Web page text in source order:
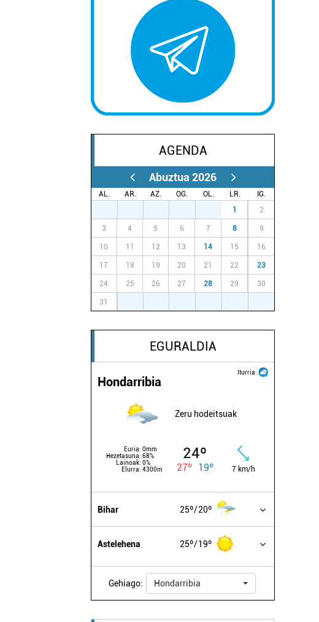
AGENDA
Abuztua 2026
AL. AR. AZ. OG. OL. LR.
IG.
1 2
3 4 5 6 7 8 9
10 11 12 13 14 15 16
17 18 19 20 21 22 23
24 25 26 27 28 29 30
31
EGURALDIA
Iturria:
Hondarribia
Zeru hodeitsuak
Euria: 0mm
Hezetasuna: 68%
Lainoak: 0%
Elurra: 4300m
24º
27º 19º 7 km/h
Bihar 25º 20º
Astelehena 25º 19º
Gehiago: Hondarribia